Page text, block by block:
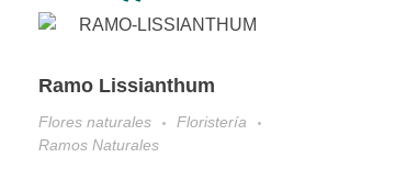
Dtallo - Tienda online de flores
Ramo Lissianthum
Flores naturales
Floristería
Ramos Naturales